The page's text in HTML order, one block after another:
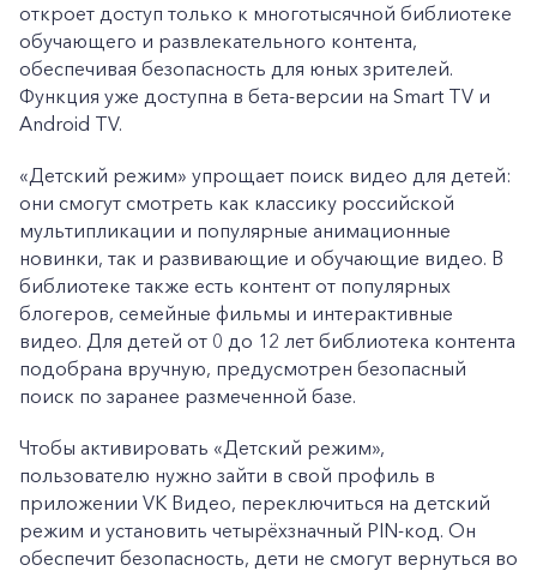
откроет доступ только к многотысячной библиотеке
обучающего и развлекательного контента,
обеспечивая безопасность для юных зрителей.
Функция уже доступна в бета-версии на Smart TV и
Android TV.
«Детский режим» упрощает поиск видео для детей:
они смогут смотреть как классику российской
мультипликации и популярные анимационные
новинки, так и развивающие и обучающие видео. В
библиотеке также есть контент от популярных
блогеров, семейные фильмы и интерактивные
видео. Для детей от 0 до 12 лет библиотека контента
подобрана вручную, предусмотрен безопасный
поиск по заранее размеченной базе.
Чтобы активировать «Детский режим»,
пользователю нужно зайти в свой профиль в
приложении VK Видео, переключиться на детский
режим и установить четырёхзначный PIN-код. Он
обеспечит безопасность, дети не смогут вернуться во